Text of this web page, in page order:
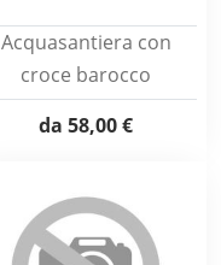
Acquasantiera con
croce barocco
da 58,00 €